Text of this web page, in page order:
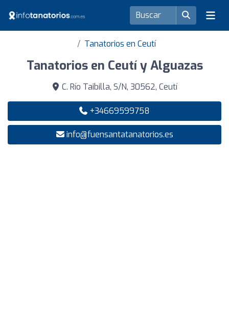
Tanatorios en Ceutí
Tanatorios en Ceutí y Alguazas
C. Río Taibilla, S/N, 30562, Ceutí
+34669599758
info@fuensantatanatorios.es